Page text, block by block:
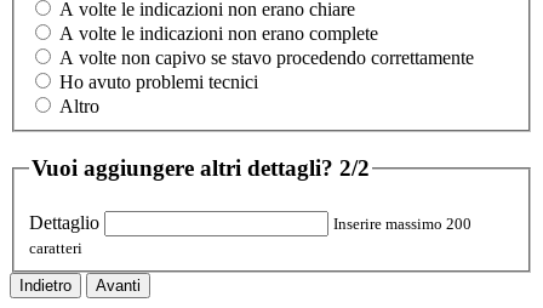
A volte le indicazioni non erano chiare
A volte le indicazioni non erano complete
A volte non capivo se stavo procedendo correttamente
Ho avuto problemi tecnici
Altro
Vuoi aggiungere altri dettagli? 2/2
Dettaglio
Inserire massimo 200
caratteri
Indietro Avanti